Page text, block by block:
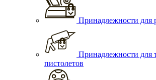
Принадлежности для
Принадлежности для
пистолетов